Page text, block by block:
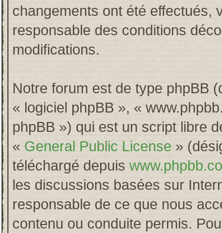
changements ont été effectués,
responsable des conditions
modifications.
Notre forum est de type phpBB
« logiciel phpBB », «
phpBB ») qui est un script libre
« General Public License »
téléchargé depuis
les discussions basées sur
responsable de ce que nous
contenu ou conduite permis.